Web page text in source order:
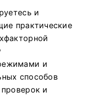
и
практические
и
способов
и